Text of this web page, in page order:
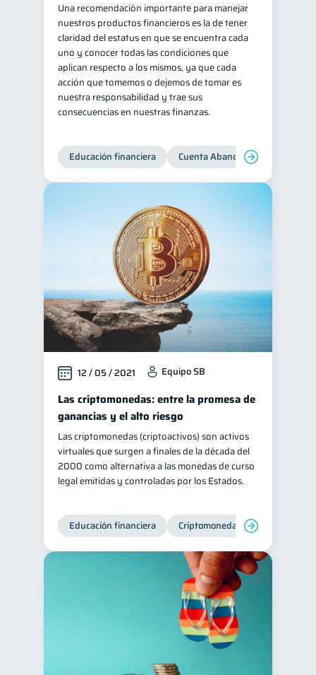
Una recomendación importante para manejar
nuestros productos financieros es la de tener
claridad del estatus en que se encuentra cada
uno y conocer todas las condiciones que
aplican respecto a los mismos, ya que cada
acción que tomemos o dejemos de tomar es
nuestra responsabilidad y trae sus
consecuencias en nuestras finanzas.
Educación financiera Cuenta Abandonada
12 / 05 / 2021 Equipo SB
Las criptomonedas: entre la promesa de
ganancias y el alto riesgo
Las criptomonedas (criptoactivos) son activos
virtuales que surgen a finales de la década del
2000 como alternativa a las monedas de curso
legal emitidas y controladas por los Estados.
Educación financiera Criptomonedas